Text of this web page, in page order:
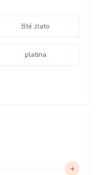
žlté zlato
platina